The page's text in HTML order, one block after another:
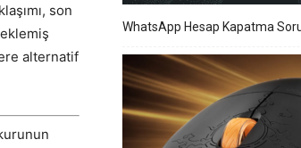
son
alternatif
WhatsApp Hesap Kapatma